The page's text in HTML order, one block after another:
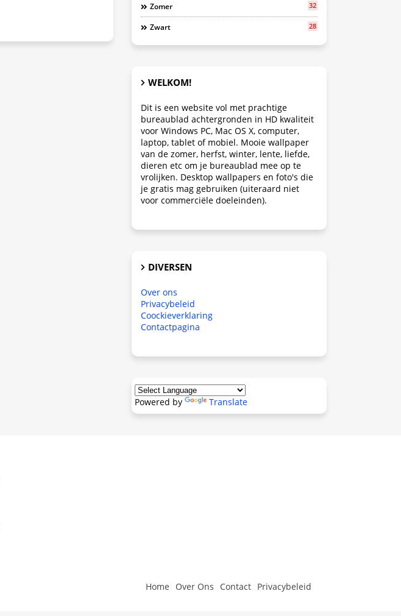
Zomer 32
Zwart 28
WELKOM!
Dit is een website vol met prachtige
bureaublad achtergronden in HD kwaliteit
voor Windows PC, Mac OS X, computer,
laptop, tablet of mobiel. Mooie wallpaper
van de zomer, herfst, winter, lente, liefde,
dieren etc om je bureaublad mee op te
vrolijken. Desktop wallpapers en foto's die
je gratis mag gebruiken (uiteraard niet
voor commerciële doeleinden).
DIVERSEN
Over ons
Privacybeleid
Coockieverklaring
Contactpagina
Powered by Translate
Home Over Ons Contact Privacybeleid